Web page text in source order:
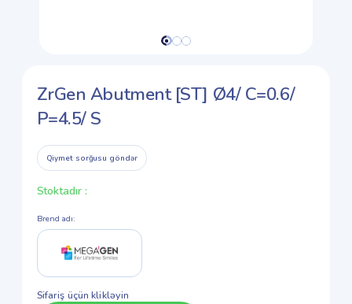
ZrGen Abutment [ST] Ø4/ C=0.6/
P=4.5/ S
Qiymet sorğusu göndər
Stoktadır:
Brend adı:
Sifariş üçün klikləyin